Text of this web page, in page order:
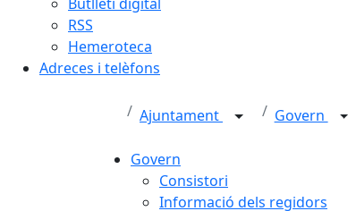
RSS
Hemeroteca
Adreces i telèfons
Ajuntament Govern
Govern
Consistori
Informació dels regidors